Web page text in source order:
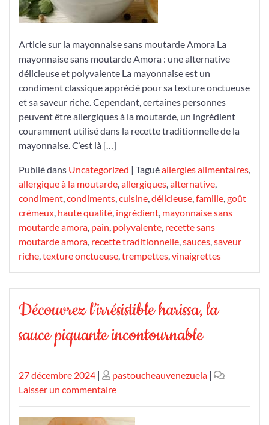
moutarde
Amora
Article sur la mayonnaise sans moutarde Amora La
mayonnaise sans moutarde Amora : une alternative
délicieuse et polyvalente La mayonnaise est un
condiment classique apprécié pour sa texture onctueuse
et sa saveur riche. Cependant, certaines personnes
peuvent être allergiques à la moutarde, un ingrédient
couramment utilisé dans la recette traditionnelle de la
mayonnaise. C’est là […]
Publié dans Uncategorized | Taguéallergies alimentaires
allergique à la moutarde allergiques alternative
condiment condiments cuisine délicieuse famille goût
crémeux haute qualité ingrédient mayonnaise sans
moutarde amora pain polyvalente recette sans
moutarde amora recette traditionnelle sauces saveur
riche texture onctueuse trempettes vinaigrettes
Découvrez l’irrésistible harissa, la
sauce piquante incontournable
Publié
le
27 décembre 2024 | Publié
le
pastoucheauvenezuela |
Laisser un commentairesur
l’irrésistible